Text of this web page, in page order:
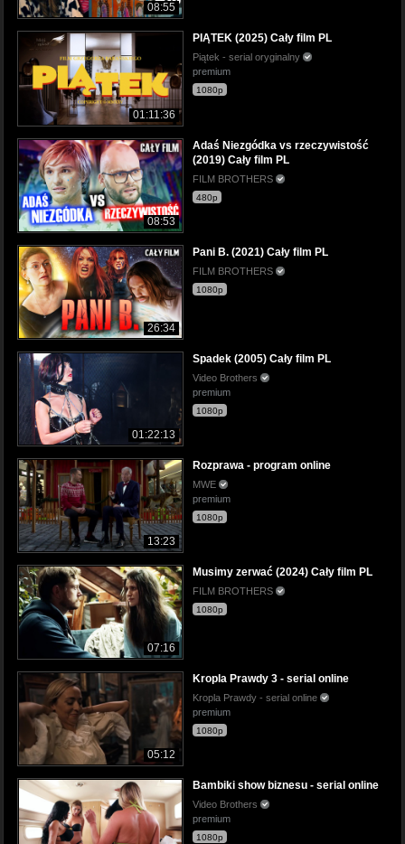
08:55
01:11:36
PIĄTEK (2025) Cały film PL
Piątek - serial oryginalny
premium
1080p
08:53
Adaś Niezgódka vs rzeczywistość
(2019) Cały film PL
FILM BROTHERS
480p
26:34
Pani B. (2021) Cały film PL
FILM BROTHERS
1080p
01:22:13
Spadek (2005) Cały film PL
Video Brothers
premium
1080p
13:23
Rozprawa - program online
MWE
premium
1080p
07:16
Musimy zerwać (2024) Cały film PL
FILM BROTHERS
1080p
05:12
Kropla Prawdy 3 - serial online
Kropla Prawdy - serial online
premium
1080p
Bambiki show biznesu - serial online
Video Brothers
premium
1080p